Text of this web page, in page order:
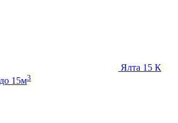
Ялта 15 К
15м3